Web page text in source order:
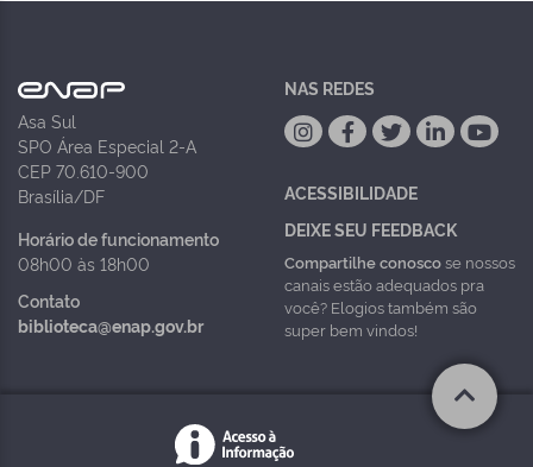
Asa Sul
SPO Área Especial 2-A
CEP 70.610-900
Brasília/DF
Horário de funcionamento
08h00 às 18h00
Contato
biblioteca@enap.gov.br
NAS REDES
ACESSIBILIDADE
DEIXE SEU FEEDBACK
Compartilhe conoscose nossos
canais estão adequados pra
você? Elogios também são
super bem vindos!